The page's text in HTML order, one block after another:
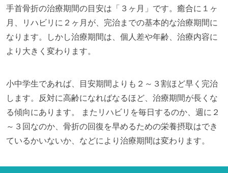
手首骨折の治療期間の目安は「３ヶ月」です。癒合に１ヶ
月、リハビリに２ヶ月が、完治までの基本的な治療期間に
なります。しかし治療期間は、個人差や年齢、治療内容に
より大きく変わります。
小中学生であれば、目安期間よりも２～３割ほど早く完治
します。反対に高齢になればなるほど、治療期間が長くな
る傾向にあります。 またリハビリを毎日するのか、週に２
～３回なのか、骨折の回復を早めるための栄養摂取はでき
ているかいないか、などにより治療期間は変わります。